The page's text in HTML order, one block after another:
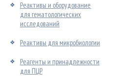
Реактивы и оборудование
для гематологических
исследований
Реактивы для микробиологии
Реагенты и принадлежности
для ПЦР